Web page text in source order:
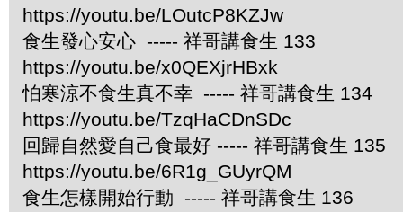
https://youtu.be/LOutcP8KZJw
食生發心安心 ----- 祥哥講食生 133
https://youtu.be/x0QEXjrHBxk
怕寒涼不食生真不幸 ----- 祥哥講食生 134
https://youtu.be/TzqHaCDnSDc
回歸自然愛自己食最好 ----- 祥哥講食生 135
https://youtu.be/6R1g_GUyrQM
食生怎樣開始行動 ----- 祥哥講食生 136